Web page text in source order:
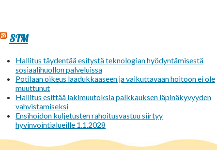
STM
Hallitus täydentää esitystä teknologian hyödyntämisestä
sosiaalihuollon palveluissa
Potilaan oikeus laadukkaaseen ja vaikuttavaan hoitoon ei ole
muuttunut
Hallitus esittää lakimuutoksia palkkauksen läpinäkyvyyden
vahvistamiseksi
Ensihoidon kuljetusten rahoitusvastuu siirtyy
hyvinvointialueille 1.1.2028